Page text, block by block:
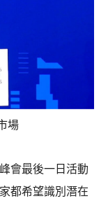
場
會最後一日活動
都希望識別潛在